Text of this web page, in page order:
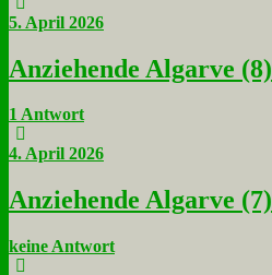
5. April 2026
An­zie­hen­de Al­gar­ve (8)
1 Antwort
4. April 2026
An­zie­hen­de Al­gar­ve (7)
keine Antwort